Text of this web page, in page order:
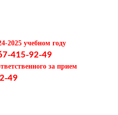
2025 учебном году
-415-92-49
за прием
-49